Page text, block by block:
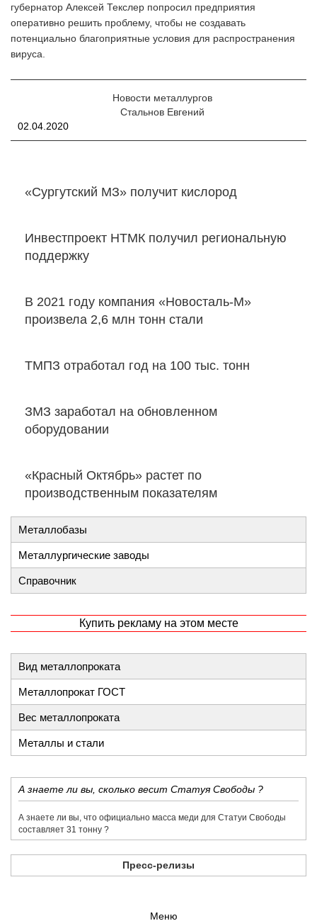
губернатор Алексей Текслер попросил предприятия
оперативно решить проблему, чтобы не создавать
потенциально благоприятные условия для распространения
вируса.
Новости металлургов
Стальнов Евгений
02.04.2020
«Сургутский МЗ» получит кислород
Инвестпроект НТМК получил региональную
поддержку
В 2021 году компания «Новосталь-М»
произвела 2,6 млн тонн стали
ТМПЗ отработал год на 100 тыс. тонн
ЗМЗ заработал на обновленном
оборудовании
«Красный Октябрь» растет по
производственным показателям
Металлобазы
Металлургические заводы
Справочник
Купить рекламу на этом месте
Вид металлопроката
Металлопрокат ГОСТ
Вес металлопроката
Металлы и стали
​А знаете ли вы, сколько весит Статуя Свободы ?
​А знаете ли вы, что официально масса меди для Статуи Свободы
составляет 31 тонну ?
Пресс-релизы
Меню